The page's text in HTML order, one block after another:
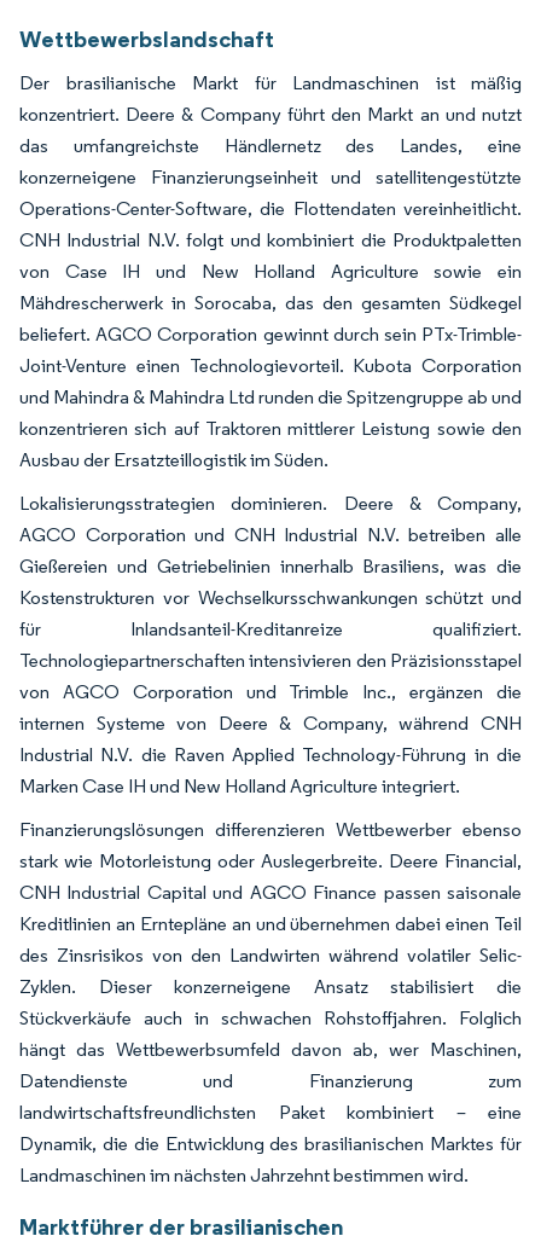
Wettbewerbslandschaft
Der brasilianische Markt für Landmaschinen ist mäßig
konzentriert. Deere & Company führt den Markt an und nutzt
das umfangreichste Händlernetz des Landes, eine
konzerneigene Finanzierungseinheit und satellitengestützte
Operations-Center-Software, die Flottendaten vereinheitlicht.
CNH Industrial N.V. folgt und kombiniert die Produktpaletten
von Case IH und New Holland Agriculture sowie ein
Mähdrescherwerk in Sorocaba, das den gesamten Südkegel
beliefert. AGCO Corporation gewinnt durch sein PTx-Trimble-
Joint-Venture einen Technologievorteil. Kubota Corporation
und Mahindra & Mahindra Ltd runden die Spitzengruppe ab und
konzentrieren sich auf Traktoren mittlerer Leistung sowie den
Ausbau der Ersatzteillogistik im Süden.
Lokalisierungsstrategien dominieren. Deere & Company,
AGCO Corporation und CNH Industrial N.V. betreiben alle
Gießereien und Getriebelinien innerhalb Brasiliens, was die
Kostenstrukturen vor Wechselkursschwankungen schützt und
für Inlandsanteil-Kreditanreize qualifiziert.
Technologiepartnerschaften intensivieren den Präzisionsstapel
von AGCO Corporation und Trimble Inc., ergänzen die
internen Systeme von Deere & Company, während CNH
Industrial N.V. die Raven Applied Technology-Führung in die
Marken Case IH und New Holland Agriculture integriert.
Finanzierungslösungen differenzieren Wettbewerber ebenso
stark wie Motorleistung oder Auslegerbreite. Deere Financial,
CNH Industrial Capital und AGCO Finance passen saisonale
Kreditlinien an Erntepläne an und übernehmen dabei einen Teil
des Zinsrisikos von den Landwirten während volatiler Selic-
Zyklen. Dieser konzerneigene Ansatz stabilisiert die
Stückverkäufe auch in schwachen Rohstoffjahren. Folglich
hängt das Wettbewerbsumfeld davon ab, wer Maschinen,
Datendienste und Finanzierung zum
landwirtschaftsfreundlichsten Paket kombiniert – eine
Dynamik, die die Entwicklung des brasilianischen Marktes für
Landmaschinen im nächsten Jahrzehnt bestimmen wird.
Marktführer der brasilianischen